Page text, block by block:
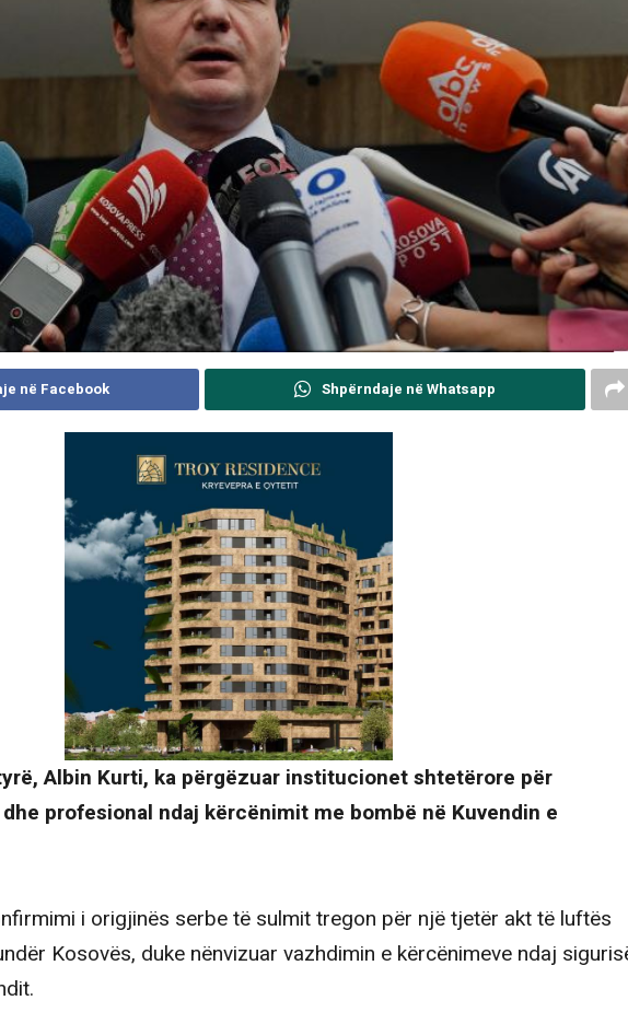
në Facebook Shpërndaje në Whatsapp
Albin Kurti, ka përgëzuar institucionet shtetërore për
profesional ndaj kërcënimit me bombë në Kuvendin e
i origjinës serbe të sulmit tregon për një tjetër akt të luftës
Kosovës, duke nënvizuar vazhdimin e kërcënimeve ndaj